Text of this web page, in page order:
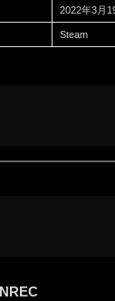
2022年3月
Steam